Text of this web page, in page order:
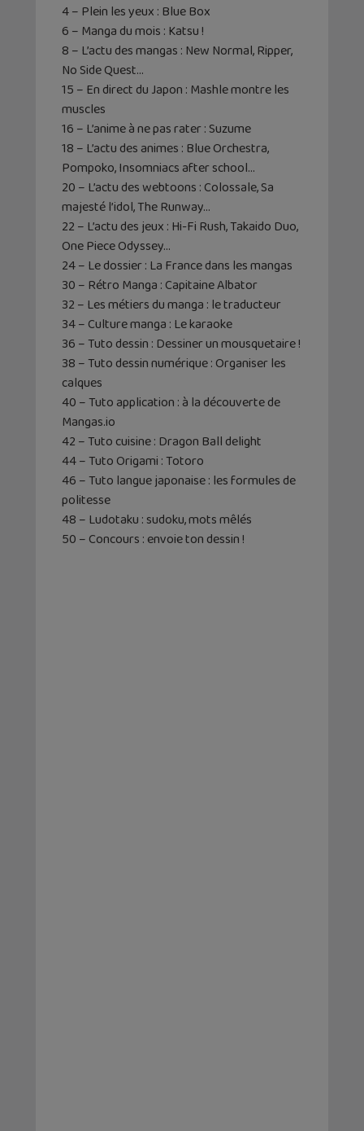
4 – Plein les yeux : Blue Box
6 – Manga du mois : Katsu !
8 – L’actu des mangas : New Normal, Ripper,
No Side Quest…
15 – En direct du Japon : Mashle montre les
muscles
16 – L’anime à ne pas rater : Suzume
18 – L’actu des animes : Blue Orchestra,
Pompoko, Insomniacs after school…
20 – L’actu des webtoons : Colossale, Sa
majesté l’idol, The Runway…
22 – L’actu des jeux : Hi-Fi Rush, Takaido Duo,
One Piece Odyssey…
24 – Le dossier : La France dans les mangas
30 – Rétro Manga : Capitaine Albator
32 – Les métiers du manga : le traducteur
34 – Culture manga : Le karaoke
36 – Tuto dessin : Dessiner un mousquetaire !
38 – Tuto dessin numérique : Organiser les
calques
40 – Tuto application : à la découverte de
Mangas.io
42 – Tuto cuisine : Dragon Ball delight
44 – Tuto Origami : Totoro
46 – Tuto langue japonaise : les formules de
politesse
48 – Ludotaku : sudoku, mots mêlés
50 – Concours : envoie ton dessin !